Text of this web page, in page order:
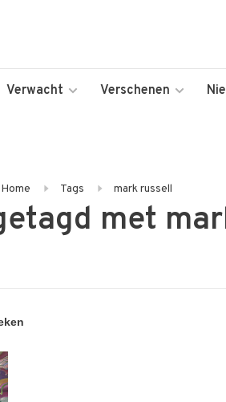
Verwacht Verschenen
Home Tags mark russell
met